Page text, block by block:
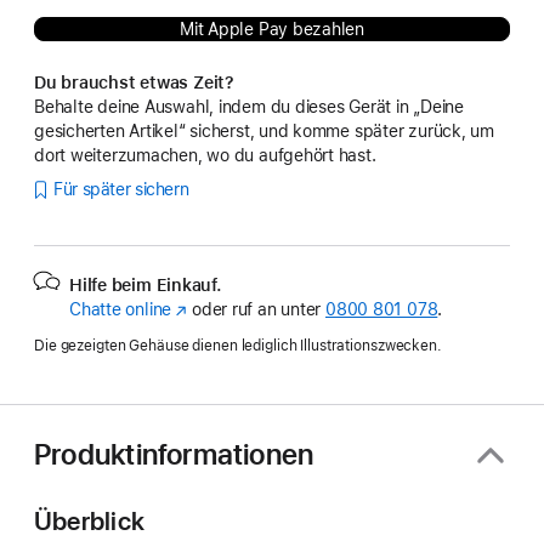
Mit Apple Pay bezahlen
Du brauchst etwas Zeit?
Behalte deine Auswahl, indem du dieses Gerät in „Deine
gesicherten Artikel“ sicherst, und komme später zurück, um
dort weiterzumachen, wo du aufgehört hast.
Für später sichern
Hilfe beim Einkauf.
Chatte online (Öffnet
neues
oder ruf an unter 0800 801 078.
Die gezeigten Gehäuse dienen lediglich Illustrationszwecken.
Produktinformationen
Überblick